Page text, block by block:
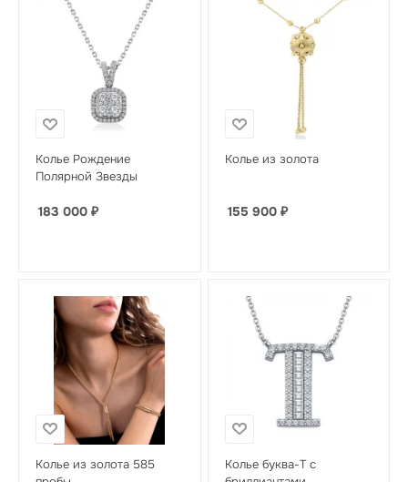
Колье Рождение
Полярной Звезды
183 000 ₽
Колье из золота
155 900₽
Колье из золота 585
Колье буква-T с